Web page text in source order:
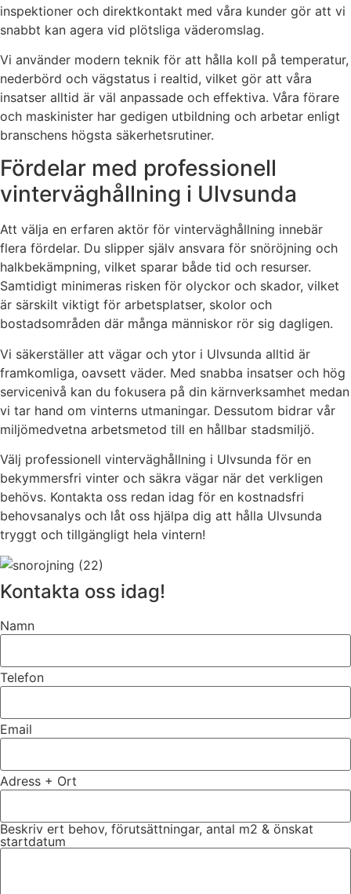
inspektioner och direktkontakt med våra kunder gör att vi
snabbt kan agera vid plötsliga väderomslag.
Vi använder modern teknik för att hålla koll på temperatur,
nederbörd och vägstatus i realtid, vilket gör att våra
insatser alltid är väl anpassade och effektiva. Våra förare
och maskinister har gedigen utbildning och arbetar enligt
branschens högsta säkerhetsrutiner.
Fördelar med professionell
vinterväghållning i Ulvsunda
Att välja en erfaren aktör för vinterväghållning innebär
flera fördelar. Du slipper själv ansvara för snöröjning och
halkbekämpning, vilket sparar både tid och resurser.
Samtidigt minimeras risken för olyckor och skador, vilket
är särskilt viktigt för arbetsplatser, skolor och
bostadsområden där många människor rör sig dagligen.
Vi säkerställer att vägar och ytor i Ulvsunda alltid är
framkomliga, oavsett väder. Med snabba insatser och hög
servicenivå kan du fokusera på din kärnverksamhet medan
vi tar hand om vinterns utmaningar. Dessutom bidrar vår
miljömedvetna arbetsmetod till en hållbar stadsmiljö.
Välj professionell vinterväghållning i Ulvsunda för en
bekymmersfri vinter och säkra vägar när det verkligen
behövs. Kontakta oss redan idag för en kostnadsfri
behovsanalys och låt oss hjälpa dig att hålla Ulvsunda
tryggt och tillgängligt hela vintern!
Kontakta oss idag!
Namn
Telefon
Email
Adress + Ort
Beskriv ert behov, förutsättningar, antal m2 & önskat
startdatum